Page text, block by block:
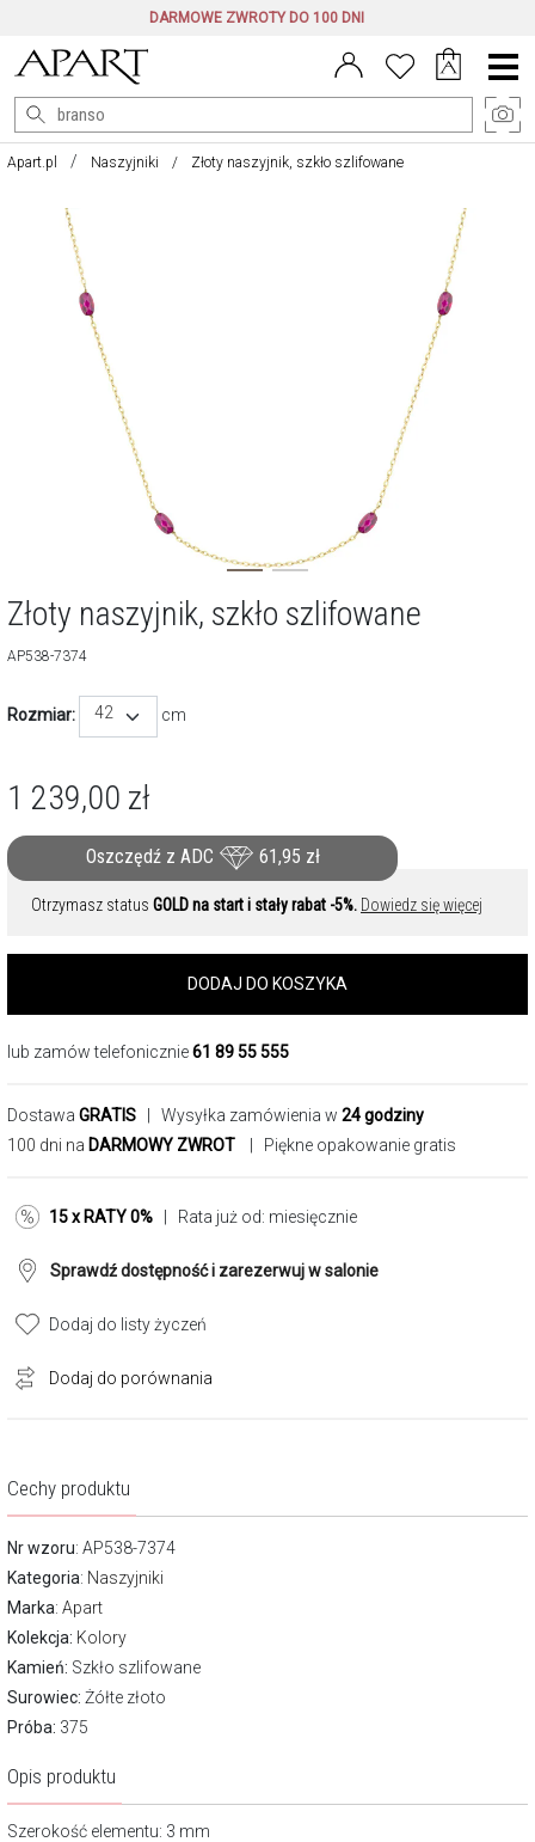
DARMOWE ZWROTY DO 100 DNI
Menu
główne
Apart.pl Naszyjniki Złoty naszyjnik, szkło szlifowane
Złoty naszyjnik, szkło szlifowane
AP538-7374
Rozmiar: 42 cm
1 239,00 zł
Oszczędź z ADC 61,95 zł
Otrzymasz status GOLD na start i stały rabat -5%. Dowiedz się więcej
DODAJ DO KOSZYKA
lub zamów telefonicznie61 89 55 555
Dostawa GRATIS | Wysyłka zamówienia w 24 godziny
100 dni na DARMOWY ZWROT | Piękne opakowanie gratis
15 x RATY 0% | Rata już od: miesięcznie
Sprawdź dostępność i zarezerwuj w salonie
Dodaj do listy życzeń
Dodaj do porównania
Cechy produktu
Nr wzoru: AP538-7374
Kategoria: Naszyjniki
Marka: Apart
Kolekcja: Kolory
Kamień: Szkło szlifowane
Surowiec: Żółte złoto
Próba: 375
Opis produktu
Szerokość elementu: 3 mm